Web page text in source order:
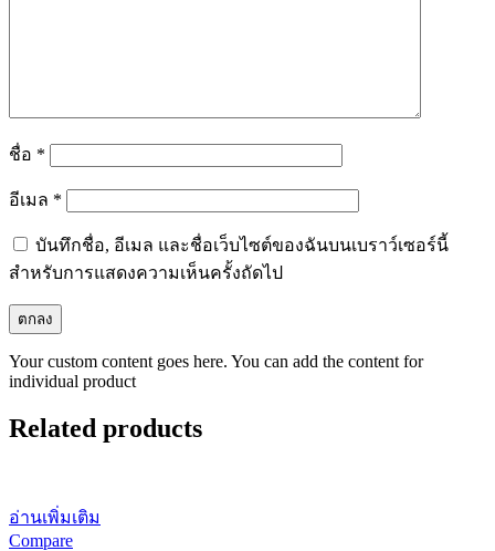
ชื่อ *
อีเมล *
บันทึกชื่อ, อีเมล และชื่อเว็บไซต์ของฉันบนเบราว์เซอร์นี้
สำหรับการแสดงความเห็นครั้งถัดไป
Your custom content goes here. You can add the content for
individual product
Related products
อ่านเพิ่มเติม
Compare